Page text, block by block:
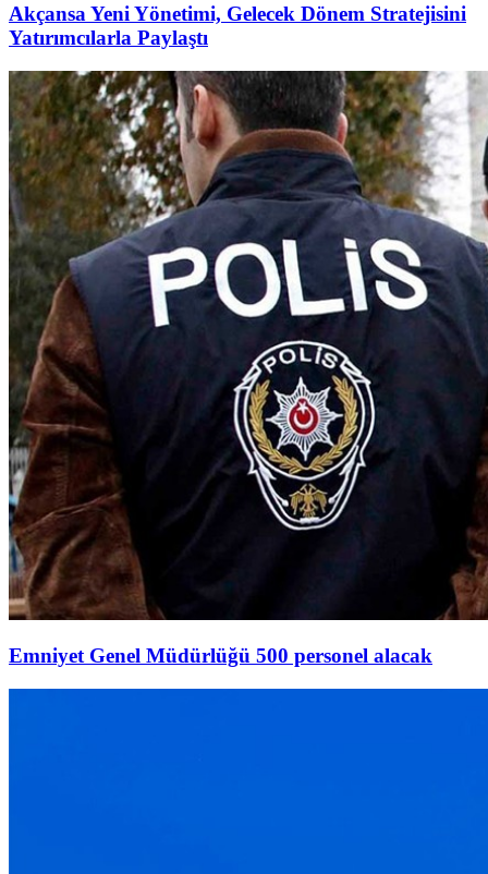
Akçansa Yeni Yönetimi, Gelecek Dönem Stratejisini
Yatırımcılarla Paylaştı
Emniyet Genel Müdürlüğü 500 personel alacak